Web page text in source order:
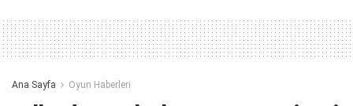
Ana Sayfa Oyun Haberleri